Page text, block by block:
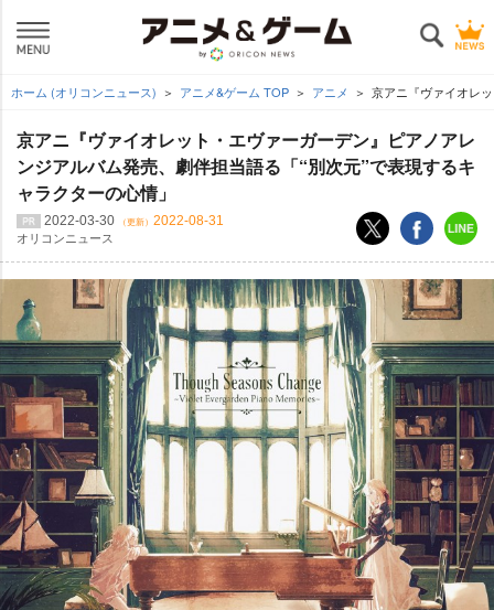
ホーム (オリコンニュース) アニメ&ゲーム TOP アニメ 京アニ『ヴァイオレ
京アニ『ヴァイオレット・エヴァーガーデン』ピアノアレ
ンジアルバム発売、劇伴担当語る「“別次元”で表現するキ
ャラクターの心情」
2022-03-30 （更新） 2022-08-31
オリコンニュース